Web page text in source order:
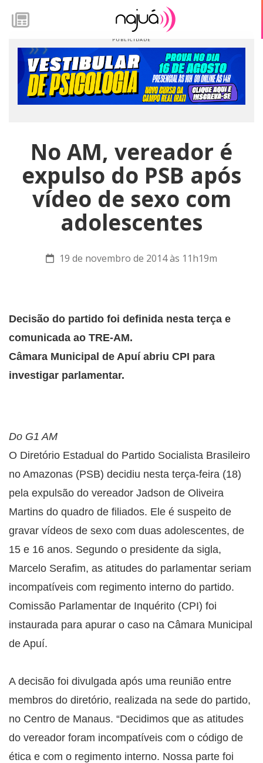
No AM, vereador é
expulso do PSB após
vídeo de sexo com
adolescentes
19 de novembro de 2014 às 11h19m
Decisão do partido foi definida nesta terça e
comunicada ao TRE-AM.
Câmara Municipal de Apuí abriu CPI para
investigar parlamentar.
Do G1 AM
O Diretório Estadual do Partido Socialista Brasileiro
no Amazonas (PSB) decidiu nesta terça-feira (18)
pela expulsão do vereador Jadson de Oliveira
Martins do quadro de filiados. Ele é suspeito de
gravar vídeos de sexo com duas adolescentes, de
15 e 16 anos. Segundo o presidente da sigla,
Marcelo Serafim, as atitudes do parlamentar seriam
incompatíveis com regimento interno do partido.
Comissão Parlamentar de Inquérito (CPI) foi
instaurada para apurar o caso na Câmara Municipal
de Apuí.
A decisão foi divulgada após uma reunião entre
membros do diretório, realizada na sede do partido,
no Centro de Manaus. “Decidimos que as atitudes
do vereador foram incompatíveis com o código de
ética e com o regimento interno. Nossa parte foi